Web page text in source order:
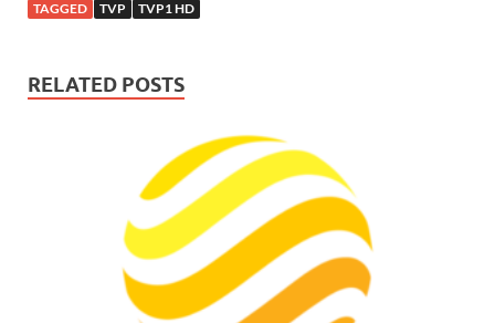
TAGGED TVP TVP1 HD
RELATED POSTS